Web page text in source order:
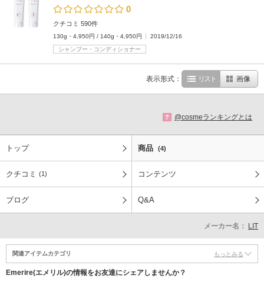
0
クチコミ 590件
130g・4,950円 / 140g・4,950円
2019/12/16
シャンプー・コンディショナー
表示形式： リスト 画像
? @cosmeランキングとは
トップ 商品 (4)
クチコミ (1) コンテンツ
ブログ Q&A
メーカー名： LIT
関連アイテムカテゴリ もっとみる
Emerire(エメリル)の情報をお友達にシェアしませんか？